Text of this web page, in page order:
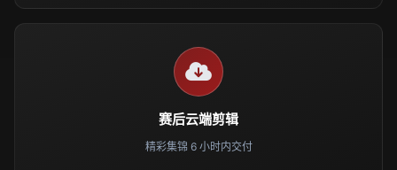
赛后云端剪辑
精彩集锦 6 小时内交付